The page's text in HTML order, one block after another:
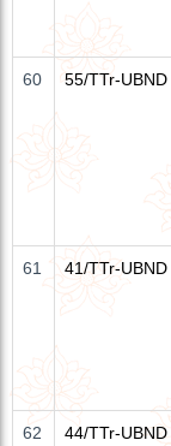
60 55/TTr-UBND
61 41/TTr-UBND
62 44/TTr-UBND